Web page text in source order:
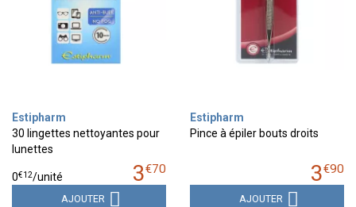
Estipharm
30 lingettes nettoyantes pour
lunettes
3€70
0€12/unité
AJOUTER
Estipharm
Pince à épiler bouts droits
3€90
AJOUTER